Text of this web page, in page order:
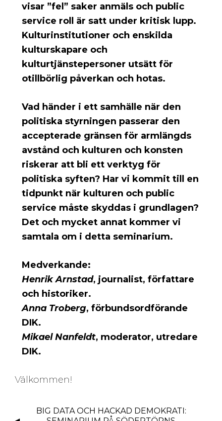
visar ”fel” saker anmäls och public
service roll är satt under kritisk lupp.
Kulturinstitutioner och enskilda
kulturskapare och
kulturtjänstepersoner utsätt för
otillbörlig påverkan och hotas.
Vad händer i ett samhälle när den
politiska styrningen passerar den
accepterade gränsen för armlängds
avstånd och kulturen och konsten
riskerar att bli ett verktyg för
politiska syften? Har vi kommit till en
tidpunkt när kulturen och public
service måste skyddas i grundlagen?
Det och mycket annat kommer vi
samtala om i detta seminarium.
Medverkande:
Henrik Arnstad, journalist, författare
och historiker.
Anna Troberg, förbundsordförande
DIK.
Mikael Nanfeldt, moderator, utredare
DIK.
Välkommen!
BIG DATA OCH HACKAD DEMOKRATI: